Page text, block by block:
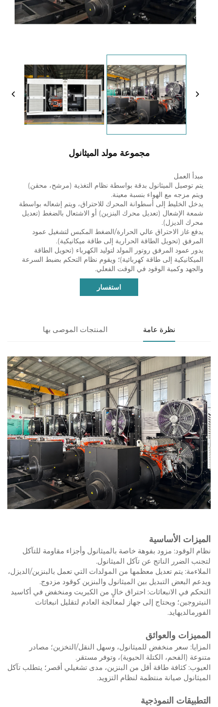
مجموعة مولد الميثانول
مبدأ العمل
يتم توصيل الميثانول بدقة بواسطة نظام التغذية (مرشح، محقن)
ويتم مزجه مع الهواء بنسبة معينة.
يدخل الخليط إلى أسطوانة المحرك للاحتراق، ويتم إشعاله بواسطة
شمعة الإشعال (تعديل محرك البنزين) أو الاشتعال بالضغط (تعديل
محرك الديزل).
يدفع غاز الاحتراق عالي الحرارة/الضغط المكبس لتشغيل عمود
المرفق (تحويل الطاقة الحرارية إلى طاقة ميكانيكية).
يدور عمود المرفق روتور المولد لتوليد الكهرباء (تحويل الطاقة
الميكانيكية إلى طاقة كهربائية)؛ ويقوم نظام التحكم بضبط السرعة
والجهد وكمية الوقود في الوقت الفعلي.
استفسار
نظرة عامة المنتجات الموصى بها
الميزات الأساسية
نظام الوقود: مزود بفوهة خاصة بالميثانول وأجزاء مقاومة للتآكل
لتجنب الضرر الناتج عن تآكل الميثانول.
الملاءمة: يتم تعديل معظمها من المولدات التي تعمل بالبنزين/الديزل،
ويدعم البعض التبديل بين الميثانول والبنزين كوقود مزدوج.
التحكم في الانبعاثات: احتراق خالٍ من الكبريت ومنخفض في أكاسيد
النيتروجين؛ ويحتاج إلى جهاز لمعالجة العادم لتقليل انبعاثات
الفورمالديهايد.
المميزات والعوائق
المزايا: سعر منخفض للميثانول، وسهل النقل/التخزين؛ مصادر
متنوعة (الفحم، الكتلة الحيوية)، وتوفر مستقر.
العيوب: كثافة طاقة أقل من البنزين، مدى تشغيلي أقصر؛ يتطلب تآكل
الميثانول صيانة منتظمة لنظام التزويد.
التطبيقات النموذجية